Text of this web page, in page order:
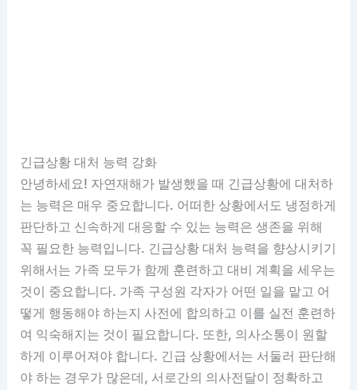
긴급상황 대처 능력 강화
안녕하세요! 자연재해가 발생했을 때 긴급상황에 대처하
는 능력은 매우 중요합니다. 어떠한 상황에서도 냉정하게
판단하고 신속하게 대응할 수 있는 능력은 생존을 위해
꼭 필요한 능력입니다. 긴급상황 대처 능력을 향상시키기
위해서는 가족 모두가 함께 훈련하고 대비 계획을 세우는
것이 중요합니다. 가족 구성원 각자가 어떤 일을 맡고 어
떻게 행동해야 하는지 사전에 합의하고 이를 실전 훈련하
여 익숙해지는 것이 필요합니다. 또한, 의사소통이 원할
하게 이루어져야 합니다. 긴급 상황에서는 서둘러 판단해
야 하는 경우가 많은데, 서로간의 의사전달이 정확하고